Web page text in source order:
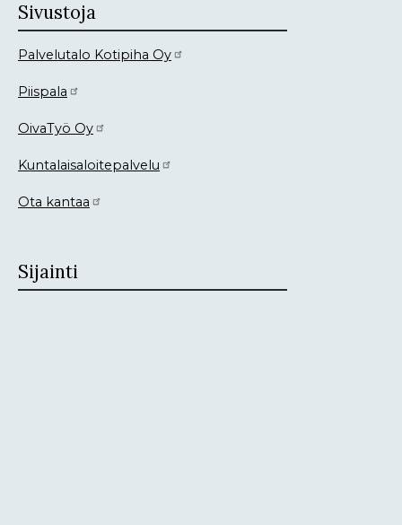
Sivustoja
Palvelutalo Kotipiha Oy
Piispala
OivaTyö Oy
Kuntalaisaloitepalvelu
Ota kantaa
Sijainti